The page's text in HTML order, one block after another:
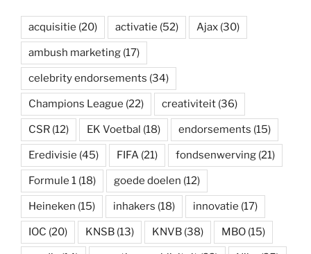
p
n
k
p
e
r
e
s
t
acquisitie (20) activatie (52) Ajax (30)
ambush marketing (17)
celebrity endorsements (34)
Champions League (22) creativiteit (36)
CSR (12) EK Voetbal (18) endorsements (15)
Eredivisie (45) FIFA (21) fondsenwerving (21)
Formule 1 (18) goede doelen (12)
Heineken (15) inhakers (18) innovatie (17)
IOC (20) KNSB (13) KNVB (38) MBO (15)